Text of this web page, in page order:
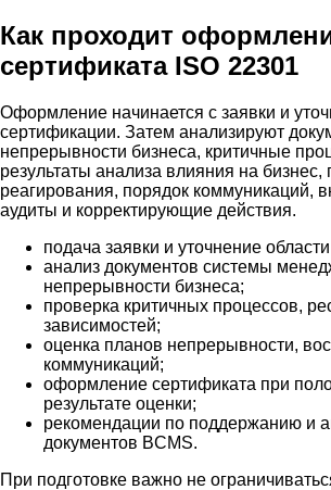
Как проходит
сертификата ISO 22301
Оформление начинается с заявки и
сертификации. Затем анализируют
непрерывности бизнеса, критичные
результаты анализа влияния на бизнес,
реагирования, порядок коммуникаций,
аудиты и корректирующие действия.
подача заявки и уточнение
анализ документов системы
непрерывности бизнеса;
проверка критичных процессов,
зависимостей;
оценка планов непрерывности,
коммуникаций;
оформление сертификата при
результате оценки;
рекомендации по поддержанию и
документов BCMS.
При подготовке важно не